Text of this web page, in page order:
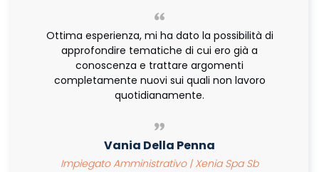
Ottima esperienza, mi ha dato la possibilità di
approfondire tematiche di cui ero già a
conoscenza e trattare argomenti
completamente nuovi sui quali non lavoro
quotidianamente.
Vania Della Penna
Impiegato Amministrativo | Xenia Spa Sb